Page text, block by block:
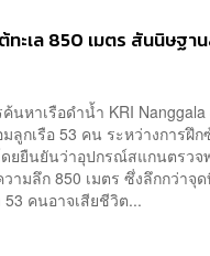
ะเล 850 เมตร สันนิษฐา
หาเรือดำน้ำ KRI Nanggala
กเรือ 53 คน ระหว่างการฝึก
ยยืนยันว่าอุปกรณ์สแกนตรวจ
ามลึก 850 เมตร ซึ่งลึกกว่าจุ
คนอาจเสียชีวิต...